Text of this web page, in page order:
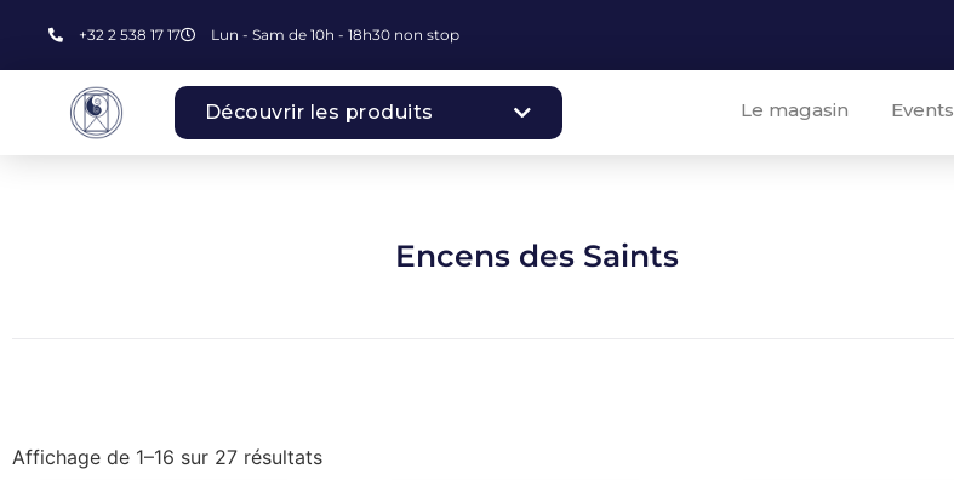
+32 2 538 17 17 Lun - Sam de 10h - 18h30 non stop
Découvrir les produits Le magasin Events
Encens des Saints
Affichage de 1–16 sur 27 résultats